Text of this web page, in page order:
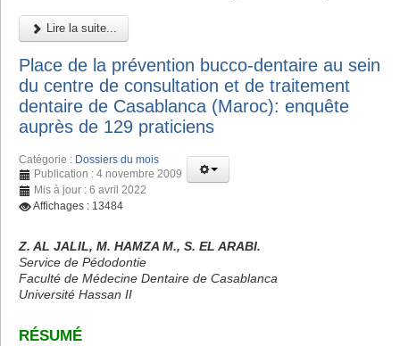
Lire la suite...
Place de la prévention bucco-dentaire au sein
du centre de consultation et de traitement
dentaire de Casablanca (Maroc): enquête
auprès de 129 praticiens
Catégorie : Dossiers du mois
Publication : 4 novembre 2009
Mis à jour : 6 avril 2022
Affichages : 13484
Z. AL JALIL, M. HAMZA M., S. EL ARABI.
Service de Pédodontie
Faculté de Médecine Dentaire de Casablanca
Université Hassan II
RÉSUMÉ